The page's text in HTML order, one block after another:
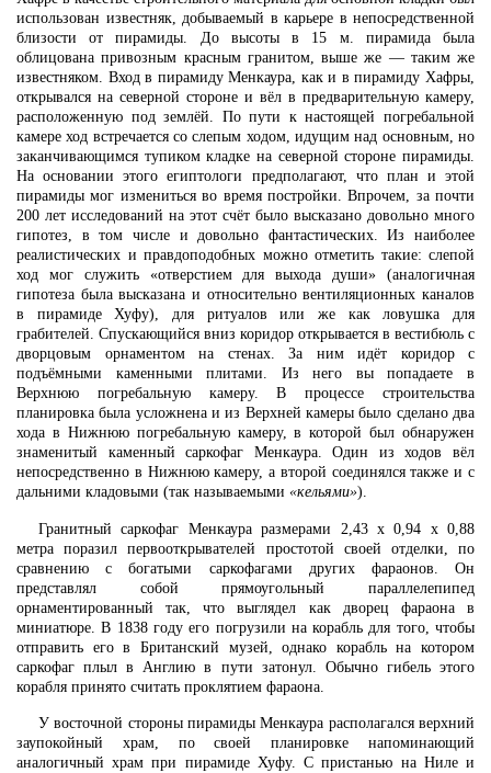
использован известняк, добываемый в карьере в непосредственной
близости от пирамиды. До высоты в 15 м. пирамида была
облицована привозным красным гранитом, выше же — таким же
известняком. Вход в пирамиду Менкаура, как и в пирамиду Хафры,
открывался на северной стороне и вёл в предварительную камеру,
расположенную под землёй. По пути к настоящей погребальной
камере ход встречается со слепым ходом, идущим над основным, но
заканчивающимся тупиком кладке на северной стороне пирамиды.
На основании этого египтологи предполагают, что план и этой
пирамиды мог измениться во время постройки. Впрочем, за почти
200 лет исследований на этот счёт было высказано довольно много
гипотез, в том числе и довольно фантастических. Из наиболее
реалистических и правдоподобных можно отметить такие: слепой
ход мог служить «отверстием для выхода души» (аналогичная
гипотеза была высказана и относительно вентиляционных каналов
в пирамиде Хуфу), для ритуалов или же как ловушка для
грабителей. Спускающийся вниз коридор открывается в вестибюль с
дворцовым орнаментом на стенах. За ним идёт коридор с
подъёмными каменными плитами. Из него вы попадаете в
Верхнюю погребальную камеру. В процессе строительства
планировка была усложнена и из Верхней камеры было сделано два
хода в Нижнюю погребальную камеру, в которой был обнаружен
знаменитый каменный саркофаг Менкаура. Один из ходов вёл
непосредственно в Нижнюю камеру, а второй соединялся также и с
дальними кладовыми (так называемыми «кельями»).
Гранитный саркофаг Менкаура размерами 2,43 х 0,94 х 0,88
метра поразил первооткрывателей простотой своей отделки, по
сравнению с богатыми саркофагами других фараонов. Он
представлял собой прямоугольный параллелепипед
орнаментированный так, что выглядел как дворец фараона в
миниатюре. В 1838 году его погрузили на корабль для того, чтобы
отправить его в Британский музей, однако корабль на котором
саркофаг плыл в Англию в пути затонул. Обычно гибель этого
корабля принято считать проклятием фараона.
У восточной стороны пирамиды Менкаура располагался верхний
заупокойный храм, по своей планировке напоминающий
аналогичный храм при пирамиде Хуфу. С пристанью на Ниле и